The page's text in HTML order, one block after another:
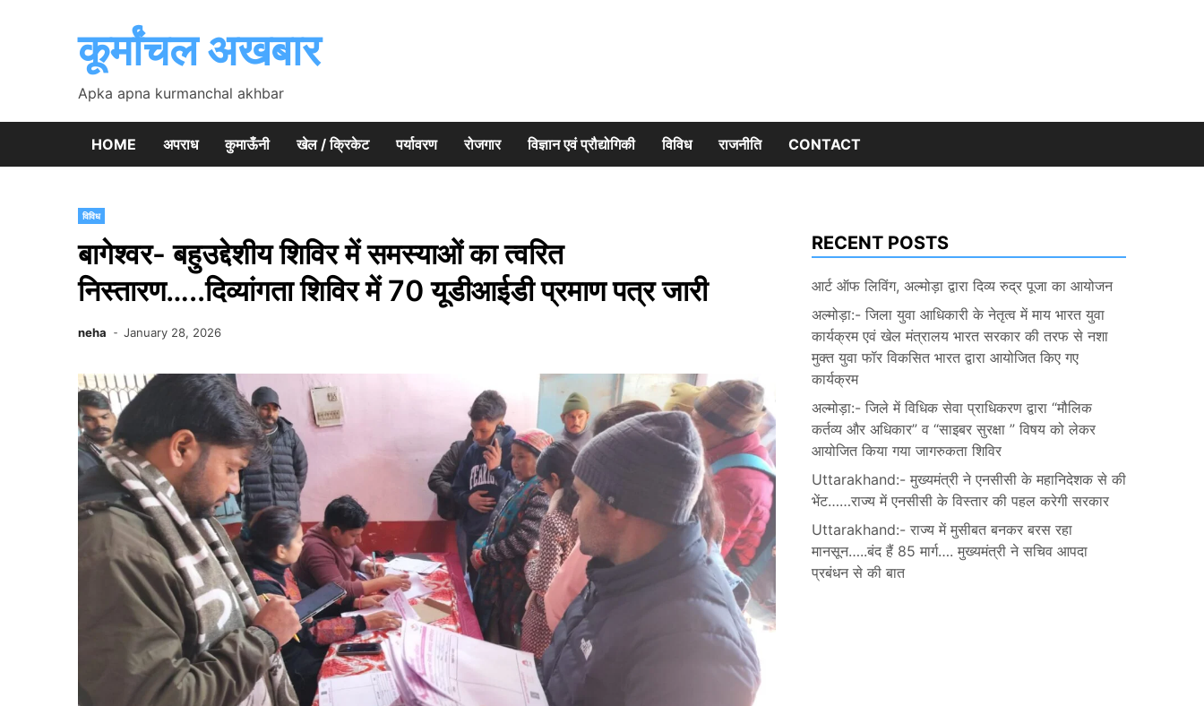
कूर्मांचल अखबार
Apka apna kurmanchal akhbar
HOME अपराध कुमाऊँनी खेल / क्रिकेट पर्यावरण रोजगार विज्ञान एवं प्रौद्योगिकी विविध राजनीति CONTACT
विविध
बागेश्वर- बहुउद्देशीय शिविर में समस्याओं का त्वरित
निस्तारण…..दिव्यांगता शिविर में 70 यूडीआईडी प्रमाण पत्र जारी
neha January 28, 2026
RECENT POSTS
आर्ट ऑफ लिविंग, अल्मोड़ा द्वारा दिव्य रुद्र पूजा का आयोजन
अल्मोड़ा:- जिला युवा आधिकारी के नेतृत्व में माय भारत युवा
कार्यक्रम एवं खेल मंत्रालय भारत सरकार की तरफ से नशा
मुक्त युवा फॉर विकसित भारत द्वारा आयोजित किए गए
कार्यक्रम
अल्मोड़ा:- जिले में विधिक सेवा प्राधिकरण द्वारा “मौलिक
कर्तव्य और अधिकार” व “साइबर सुरक्षा ” विषय को लेकर
आयोजित किया गया जागरुकता शिविर
Uttarakhand:- मुख्यमंत्री ने एनसीसी के महानिदेशक से की
भेंट……राज्य में एनसीसी के विस्तार की पहल करेगी सरकार
Uttarakhand:- राज्य में मुसीबत बनकर बरस रहा
मानसून…..बंद हैं 85 मार्ग…. मुख्यमंत्री ने सचिव आपदा
प्रबंधन से की बात